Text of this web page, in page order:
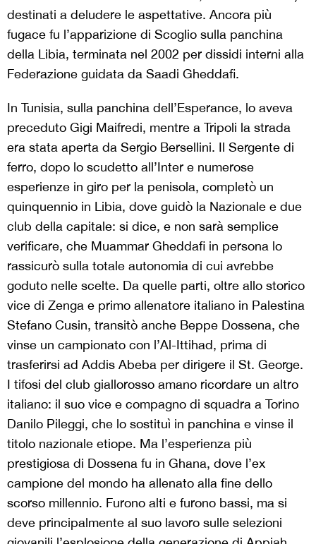
destinati a deludere le aspettative. Ancora più
fugace fu l’apparizione di Scoglio sulla panchina
della Libia, terminata nel 2002 per dissidi interni alla
Federazione guidata da Saadi Gheddafi.
In Tunisia, sulla panchina dell’Esperance, lo aveva
preceduto Gigi Maifredi, mentre a Tripoli la strada
era stata aperta da Sergio Bersellini. Il Sergente di
ferro, dopo lo scudetto all’Inter e numerose
esperienze in giro per la penisola, completò un
quinquennio in Libia, dove guidò la Nazionale e due
club della capitale: si dice, e non sarà semplice
verificare, che Muammar Gheddafi in persona lo
rassicurò sulla totale autonomia di cui avrebbe
goduto nelle scelte. Da quelle parti, oltre allo storico
vice di Zenga e primo allenatore italiano in Palestina
Stefano Cusin, transitò anche Beppe Dossena, che
vinse un campionato con l’Al-Ittihad, prima di
trasferirsi ad Addis Abeba per dirigere il St. George.
I tifosi del club giallorosso amano ricordare un altro
italiano: il suo vice e compagno di squadra a Torino
Danilo Pileggi, che lo sostituì in panchina e vinse il
titolo nazionale etiope. Ma l’esperienza più
prestigiosa di Dossena fu in Ghana, dove l’ex
campione del mondo ha allenato alla fine dello
scorso millennio. Furono alti e furono bassi, ma si
deve principalmente al suo lavoro sulle selezioni